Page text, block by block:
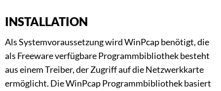
INSTALLATION
Als Systemvoraussetzung wird WinPcap benötigt, die
als Freeware verfügbare Programmbibliothek besteht
aus einem Treiber, der Zugriff auf die Netzwerkkarte
ermöglicht. Die WinPcap Programmbibliothek basiert